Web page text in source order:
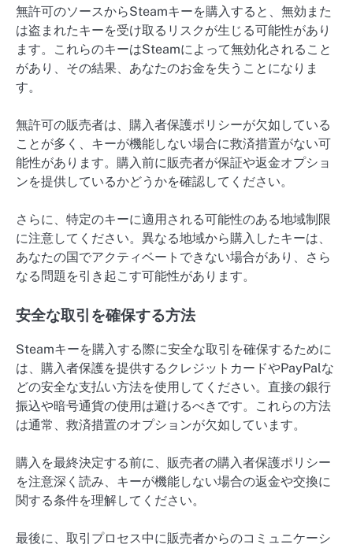
無許可のソースからSteamキーを購入すると、無効また
は盗まれたキーを受け取るリスクが生じる可能性があり
ます。これらのキーはSteamによって無効化されること
があり、その結果、あなたのお金を失うことになりま
す。
無許可の販売者は、購入者保護ポリシーが欠如している
ことが多く、キーが機能しない場合に救済措置がない可
能性があります。購入前に販売者が保証や返金オプショ
ンを提供しているかどうかを確認してください。
さらに、特定のキーに適用される可能性のある地域制限
に注意してください。異なる地域から購入したキーは、
あなたの国でアクティベートできない場合があり、さら
なる問題を引き起こす可能性があります。
安全な取引を確保する方法
Steamキーを購入する際に安全な取引を確保するために
は、購入者保護を提供するクレジットカードやPayPalな
どの安全な支払い方法を使用してください。直接の銀行
振込や暗号通貨の使用は避けるべきです。これらの方法
は通常、救済措置のオプションが欠如しています。
購入を最終決定する前に、販売者の購入者保護ポリシー
を注意深く読み、キーが機能しない場合の返金や交換に
関する条件を理解してください。
最後に、取引プロセス中に販売者からのコミュニケーシ